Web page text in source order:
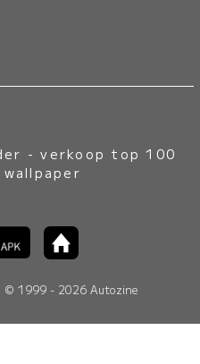
-verkoop top 100
wallpaper
© 1999 - 2026 Autozine